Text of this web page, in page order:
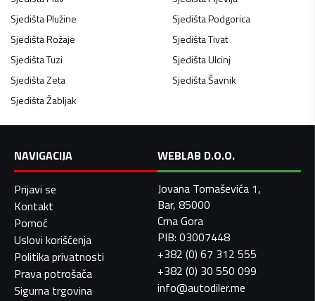
SjedištaPlužine SjedištaPodgorica
SjedištaRožaje SjedištaTivat
SjedištaTuzi SjedištaUlcinj
SjedištaZeta SjedištaŠavnik
SjedištaŽabljak
NAVIGACIJA
Prijavi se
Kontakt
Pomoć
Uslovi korišćenja
Politika privatnosti
Prava potrošača
Sigurna trgovina
WEBLAB D.O.O.
Jovana Tomaševića 1,
Bar, 85000
Crna Gora
PIB: 03007448
+382 (0) 67 312 555
+382 (0) 30 550 099
info@autodiler.me